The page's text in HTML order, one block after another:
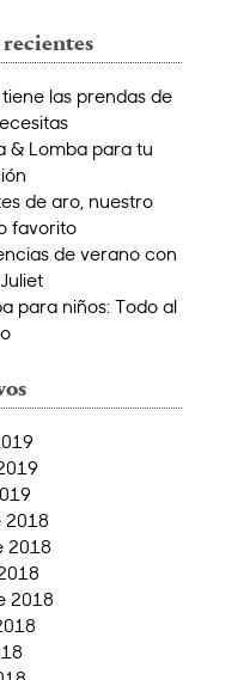
las prendas de
& Lomba para tu
de aro, nuestro
favorito
de verano con
para niños: Todo al
2018
2018
2018